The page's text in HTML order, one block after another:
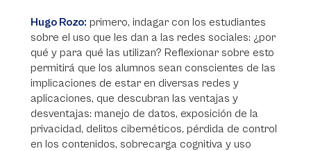
Hugo Rozo: primero, indagar con los estudiantes
sobre el uso que les dan a las redes sociales: ¿por
qué y para qué las utilizan? Reflexionar sobre esto
permitirá que los alumnos sean conscientes de las
implicaciones de estar en diversas redes y
aplicaciones, que descubran las ventajas y
desventajas: manejo de datos, exposición de la
privacidad, delitos cibernéticos, pérdida de control
en los contenidos, sobrecarga cognitiva y uso